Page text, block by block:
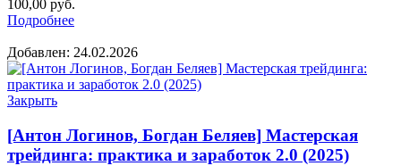
100,00 руб.
Подробнее
Добавлен: 24.02.2026
Закрыть
[Антон Логинов, Богдан Беляев] Мастерская
трейдинга: практика и заработок 2.0 (2025)